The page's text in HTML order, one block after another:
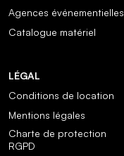
Agences événementielles
Catalogue matériel
LÉGAL
Conditions de location
Mentions légales
Charte de protection
RGPD